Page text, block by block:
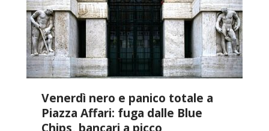
Venerdì nero e panico totale a
Piazza Affari: fuga dalle Blue